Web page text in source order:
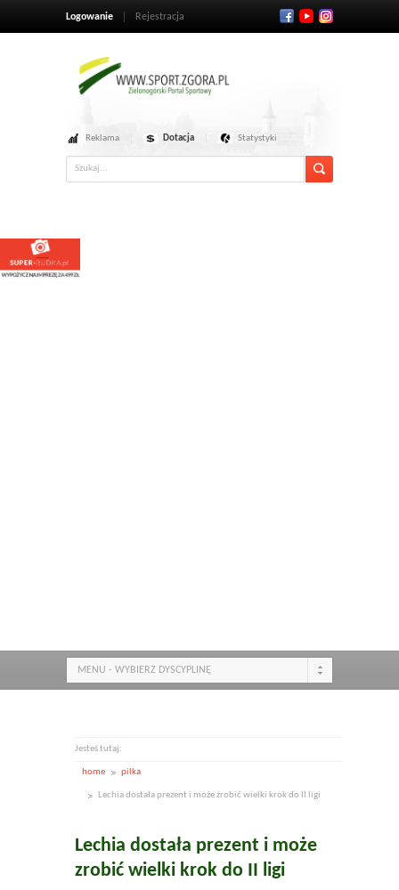
Logowanie Rejestracja
Reklama Dotacja Statystyki
MENU - WYBIERZ DYSCYPLINĘ
Jesteś tutaj:
home pilka
Lechia dostała prezent i może zrobić wielki krok do II ligi
Lechia dostała prezent i może
zrobić wielki krok do II ligi